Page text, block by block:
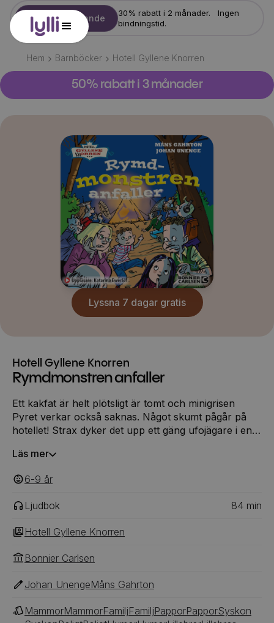
Starta erbjudande
30% rabatt i 2 månader. Ingen
bindningstid.
Hem Barnböcker Hotell Gyllene Knorren
50% rabatt i 3 månader
Lyssna 7 dagar gratis
Hotell Gyllene Knorren
Rymdmonstren anfaller
Ett kakfat är helt plötsligt är tomt och minigrisen
Pyret verkar också saknas. Något skumt pågår på
hotellet! Strax dyker det upp ett gäng ufojägare i en
Roger tar chansen att få gästerna att stanna extra
full av mystiska försvinnanden?
Läs mer
6-9 ‎‎ år
Ljudbok 84 min
Hotell Gyllene Knorren
Bonnier Carlsen
Johan UnengeMåns Gahrton
MammorMammorFamiljFamiljPapporPapporSyskon